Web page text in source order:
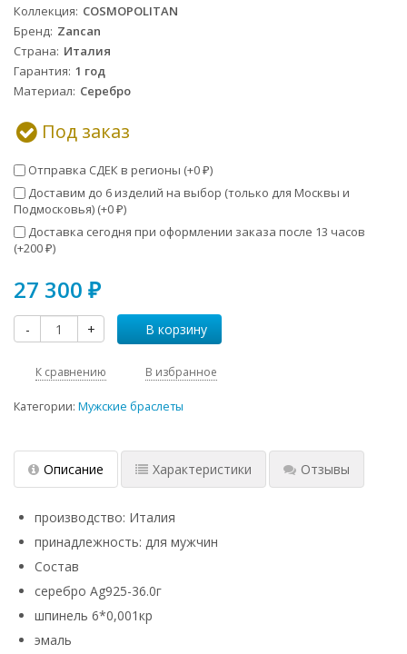
Коллекция COSMOPOLITAN
Бренд Zancan
Страна Италия
Гарантия 1 год
Материал Серебро
Под заказ
Отправка СДЕК в регионы (+0 ₽)
Доставим до 6 изделий на выбор (только для Москвы и
Подмосковья) (+0 ₽)
Доставка сегодня при оформлении заказа после 13 часов
(+200 ₽)
27 300 ₽
- + В корзину
К сравнению В избранное
Категории: Мужские браслеты
Описание Характеристики Отзывы
производство: Италия
принадлежность: для мужчин
Состав
серебро Ag925-36.0г
шпинель 6*0,001кр
эмаль